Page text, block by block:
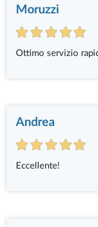
Moruzzi
Ottimo servizio
Andrea
Eccellente!